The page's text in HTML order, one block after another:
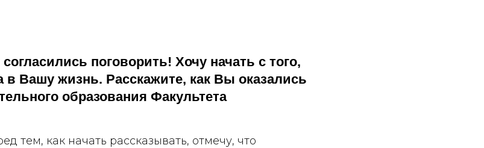
поговорить! Хочу начать с того,
в Вашу жизнь. Расскажите, как Вы оказались
образования Факультета
тем, как начать рассказывать, отмечу, что